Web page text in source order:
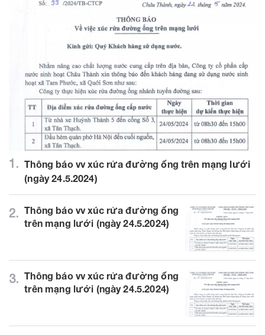
1. Thông báo vv xúc rửa đường ống trên mạng lưới
(ngày 24.5.2024)
2. Thông báo vv xúc rửa đường ống
trên mạng lưới (ngày 24.5.2024)
3. Thông báo vv xúc rửa đường ống
trên mạng lưới (ngày 24.5.2024)